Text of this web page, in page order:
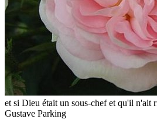
et si Dieu était un sous-chef et qu'il n'ait
Gustave Parking